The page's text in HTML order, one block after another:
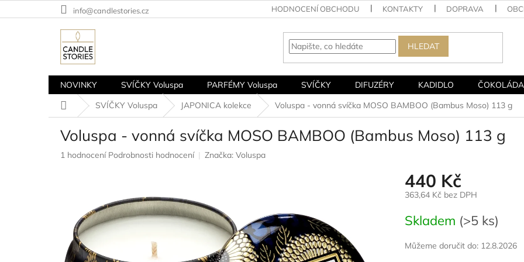
na
info@candlestories.cz HODNOCENÍ OBCHODU KONTAKTY DOPRAVA
HLEDAT
NOVINKY SVÍČKY Voluspa PARFÉMY Voluspa SVÍČKY DIFUZÉRY KADIDLO ČOKOLÁDA
Domů
SVÍČKY Voluspa JAPONICA kolekce Voluspa - vonná svíčka MOSO BAMBOO (Bambus Moso) 113 g
Voluspa - vonná svíčka MOSO BAMBOO (Bambus Moso) 113 g
Průměrné
hvězdiček.
1 hodnocení Podrobnosti hodnocení Značka: Voluspa
440 Kč
363,64 Kč bez DPH
cena:
Skladem (>5 ks)
Můžeme doručit do: 12.8.2026